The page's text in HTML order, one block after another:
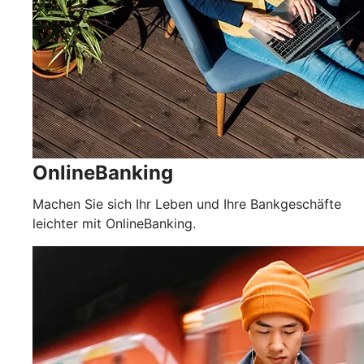
OnlineBanking
Machen Sie sich Ihr Leben und Ihre Bankgeschäfte
leichter mit OnlineBanking.